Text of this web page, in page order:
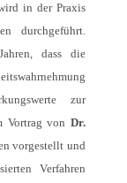
in der Praxis
durchgeführt.
dass die
zur
Vortrag von Dr.
vorgestellt und
Verfahren